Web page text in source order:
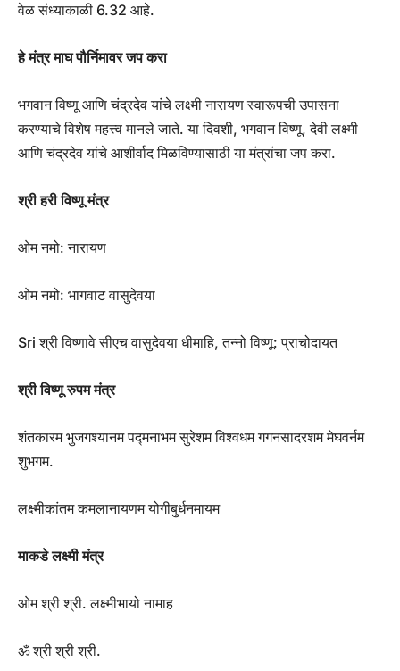
वेळ संध्याकाळी 6.32 आहे.
हे मंत्र माघ पौर्निमावर जप करा
भगवान विष्णू आणि चंद्रदेव यांचे लक्ष्मी नारायण स्वारूपची उपासना
करण्याचे विशेष महत्त्व मानले जाते. या दिवशी, भगवान विष्णू, देवी लक्ष्मी
आणि चंद्रदेव यांचे आशीर्वाद मिळविण्यासाठी या मंत्रांचा जप करा.
श्री हरी विष्णू मंत्र
ओम नमो: नारायण
ओम नमो: भागवाट वासुदेवया
Sri श्री विष्णावे सीएच वासुदेवया धीमाहि, तन्नो विष्णू: प्राचोदायत
श्री विष्णू रुपम मंत्र
शंतकारम भुजगश्यानम पद्मनाभम सुरेशम विश्वधम गगनसादरशम मेघवर्नम
शुभगम.
लक्ष्मीकांतम कमलानायणम योगीबुर्धनमायम
माकडे लक्ष्मी मंत्र
ओम श्री श्री. लक्ष्मीभायो नामाह
ॐ श्री श्री श्री.